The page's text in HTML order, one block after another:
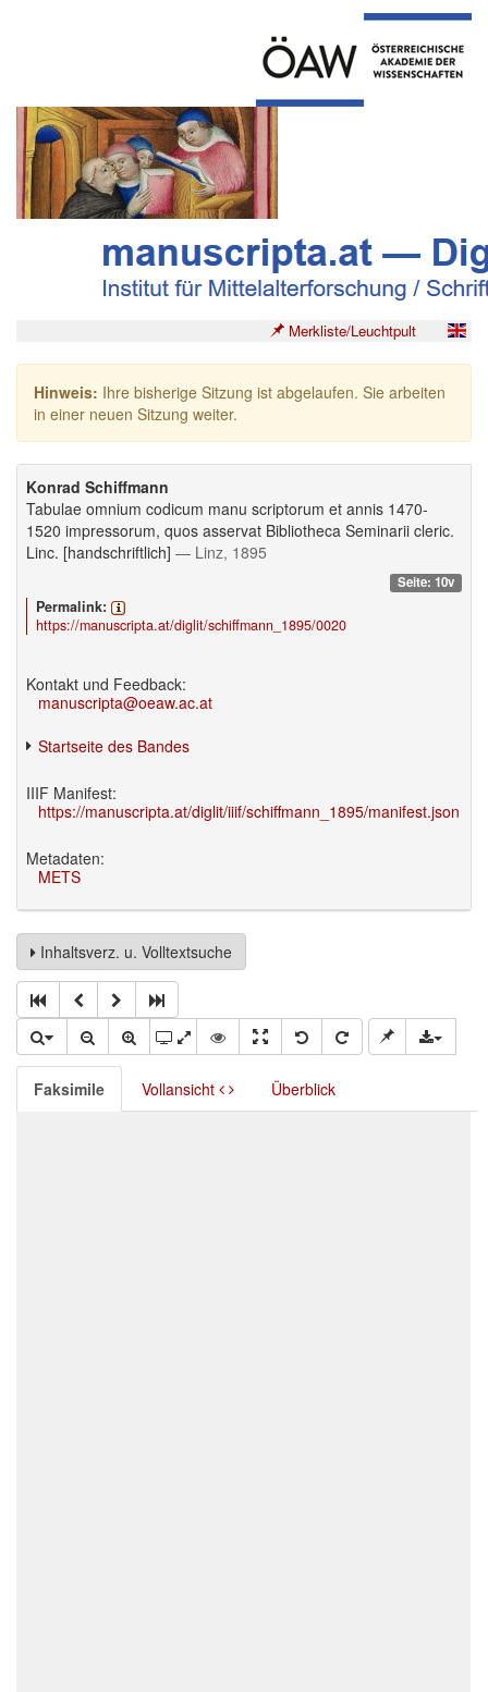
Merkliste/Leuchtpult
Hinweis: Ihre bisherige Sitzung ist abgelaufen. Sie arbeiten
in einer neuen Sitzung weiter.
Konrad Schiffmann
Tabulae omnium codicum manu scriptorum et annis 1470-
1520 impressorum, quos asservat Bibliotheca Seminarii cleric.
Linc. [handschriftlich] — Linz, 1895
Seite: 10v
Permalink:
https://manuscripta.at/diglit/schiffmann_1895/0020
Kontakt und Feedback:
manuscripta@oeaw.ac.at
Startseite des Bandes
IIIF Manifest:
https://manuscripta.at/diglit/iiif/schiffmann_1895/manifest.json
Metadaten:
METS
Inhaltsverz. u. Volltextsuche
Faksimile Vollansicht Überblick